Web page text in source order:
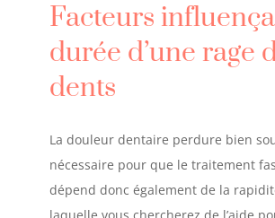
Facteurs
durée d’une rage
dents
La douleur dentaire perdure bien
nécessaire pour que le traitement
dépend donc également de la